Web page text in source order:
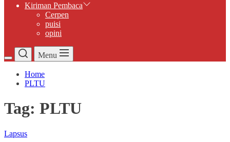
Kiriman Pembaca
Cerpen
puisi
opini
Menu
Home
PLTU
Tag: PLTU
Lapsus